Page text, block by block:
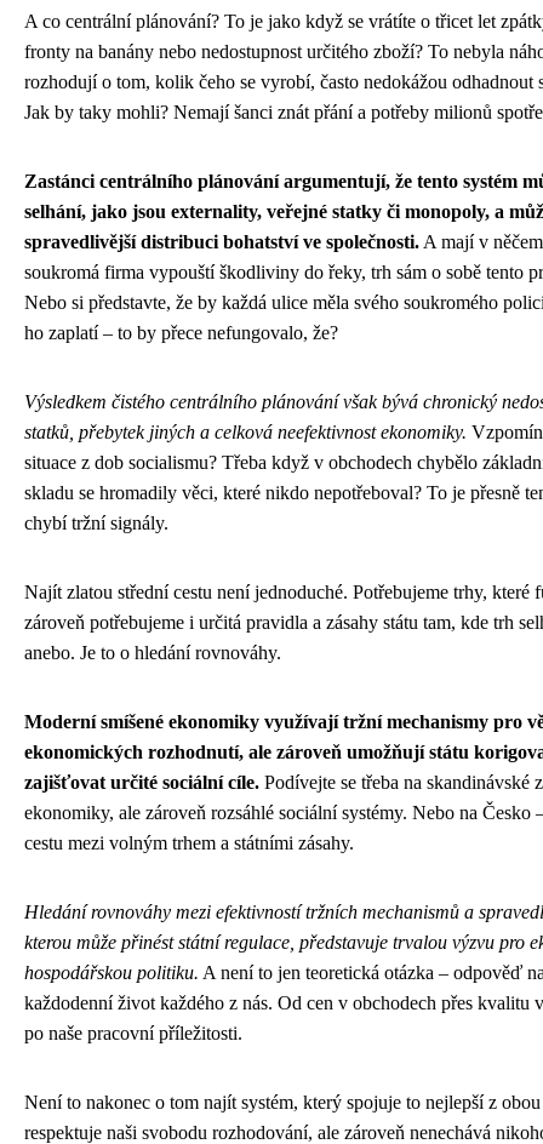
A co centrální plánování? To je jako když se vrátíte o třicet let
fronty na banány nebo nedostupnost určitého zboží? To nebyla
rozhodují o tom, kolik čeho se vyrobí, často nedokážou odhadnout
Jak by taky mohli? Nemají šanci znát přání a potřeby milionů
Zastánci centrálního plánování argumentují, že tento systém
selhání, jako jsou externality, veřejné statky či monopoly, a
spravedlivější distribuci bohatství ve společnosti. A mají v
soukromá firma vypouští škodliviny do řeky, trh sám o sobě tento
Nebo si představte, že by každá ulice měla svého soukromého
ho zaplatí – to by přece nefungovalo, že?
Výsledkem čistého centrálního plánování však bývá chronický
statků, přebytek jiných a celková neefektivnost ekonomiky.
situace z dob socialismu? Třeba když v obchodech chybělo
skladu se hromadily věci, které nikdo nepotřeboval? To je přesně
chybí tržní signály.
Najít zlatou střední cestu není jednoduché. Potřebujeme trhy, které
zároveň potřebujeme i určitá pravidla a zásahy státu tam, kde trh
anebo. Je to o hledání rovnováhy.
Moderní smíšené ekonomiky využívají tržní mechanismy pro
ekonomických rozhodnutí, ale zároveň umožňují státu
zajišťovat určité sociální cíle. Podívejte se třeba na skandinávské
ekonomiky, ale zároveň rozsáhlé sociální systémy. Nebo na Česko
cestu mezi volným trhem a státními zásahy.
Hledání rovnováhy mezi efektivností tržních mechanismů a
kterou může přinést státní regulace, představuje trvalou výzvu pro
hospodářskou politiku. A není to jen teoretická otázka – odpověď
každodenní život každého z nás. Od cen v obchodech přes kvalitu
po naše pracovní příležitosti.
Není to nakonec o tom najít systém, který spojuje to nejlepší z
respektuje naši svobodu rozhodování, ale zároveň nenechává